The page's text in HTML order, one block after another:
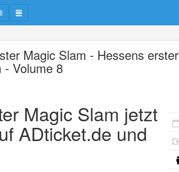
Magic Slam - Hessens erster
- Volume 8
Magic Slam jetzt
ADticket.de und